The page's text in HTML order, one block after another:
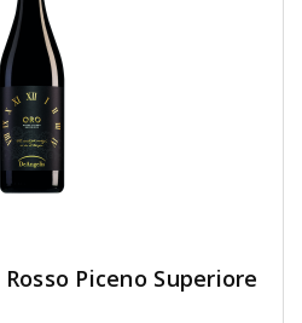
Piceno Superiore